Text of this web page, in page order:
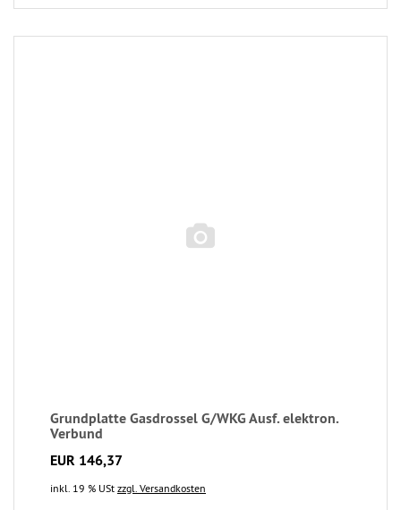
Grundplatte Gasdrossel G/WKG Ausf. elektron.
Verbund
EUR 146,37
inkl. 19 % USt zzgl. Versandkosten